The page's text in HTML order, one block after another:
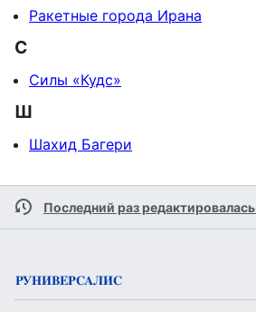
Ракетные города Ирана
С
Силы «Кудс»
Ш
Шахид Багери